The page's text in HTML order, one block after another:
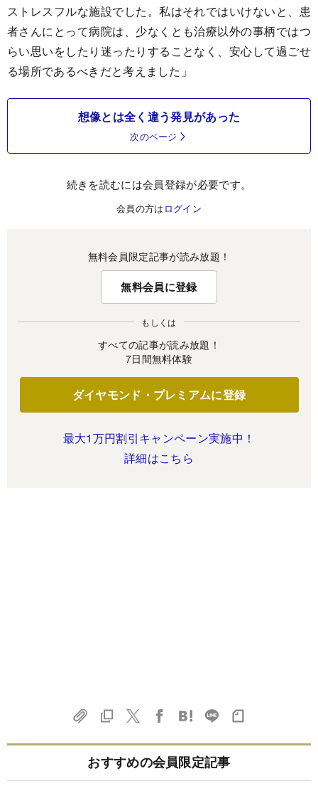
ストレスフルな施設でした。私はそれではいけないと、患
者さんにとって病院は、少なくとも治療以外の事柄ではつ
らい思いをしたり迷ったりすることなく、安心して過ごせ
る場所であるべきだと考えました」
想像とは全く違う発見があった
次のページ
続きを読むには会員登録が必要です。
会員の方は ログイン
無料会員限定記事が読み放題！
無料会員に登録
もしくは
すべての記事が読み放題！
7日間無料体験
ダイヤモンド・プレミアムに登録
最大1万円割引キャンペーン実施中！
詳細はこちら
おすすめの会員限定記事